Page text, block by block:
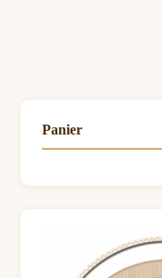
Panier